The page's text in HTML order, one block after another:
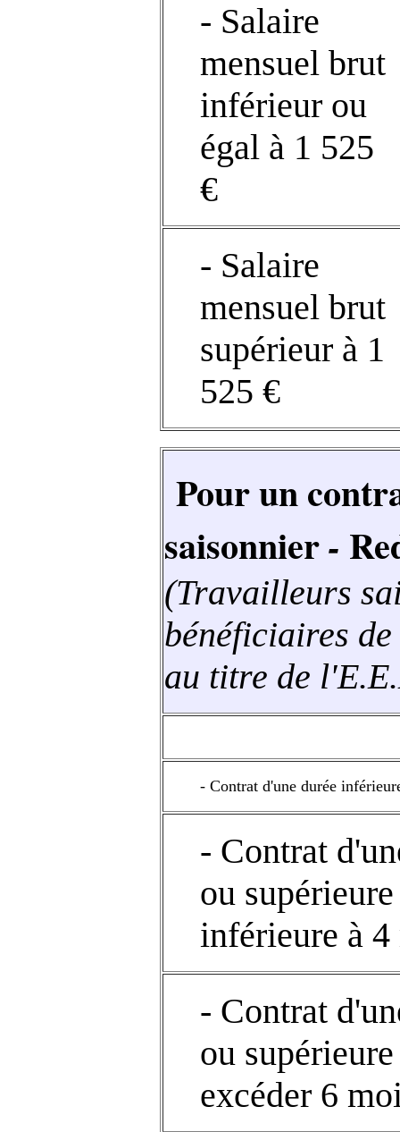
- Salaire
mensuel brut
inférieur ou
égal à 1 525
€
- Salaire
mensuel brut
supérieur à 1
525 €
Pour un
saisonnier-
(Travailleurs
bénéficiaires
au titre de
- Contrat d'une durée
- Contrat
ou
inférieure à 4
- Contrat
ou
excéder 6